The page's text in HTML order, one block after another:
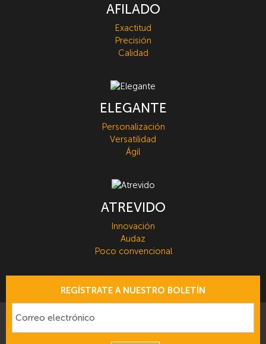
AFILADO
Exactitud
Precisión
Calidad
ELEGANTE
Personalización
Versatilidad
Ágil
ATREVIDO
Innovación
Audaz
Poco convencional
REGÍSTRATE A NUESTRO BOLETÍN